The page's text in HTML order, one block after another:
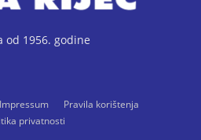
od 1956. godine
Impressum
Pravila korištenja
privatnosti